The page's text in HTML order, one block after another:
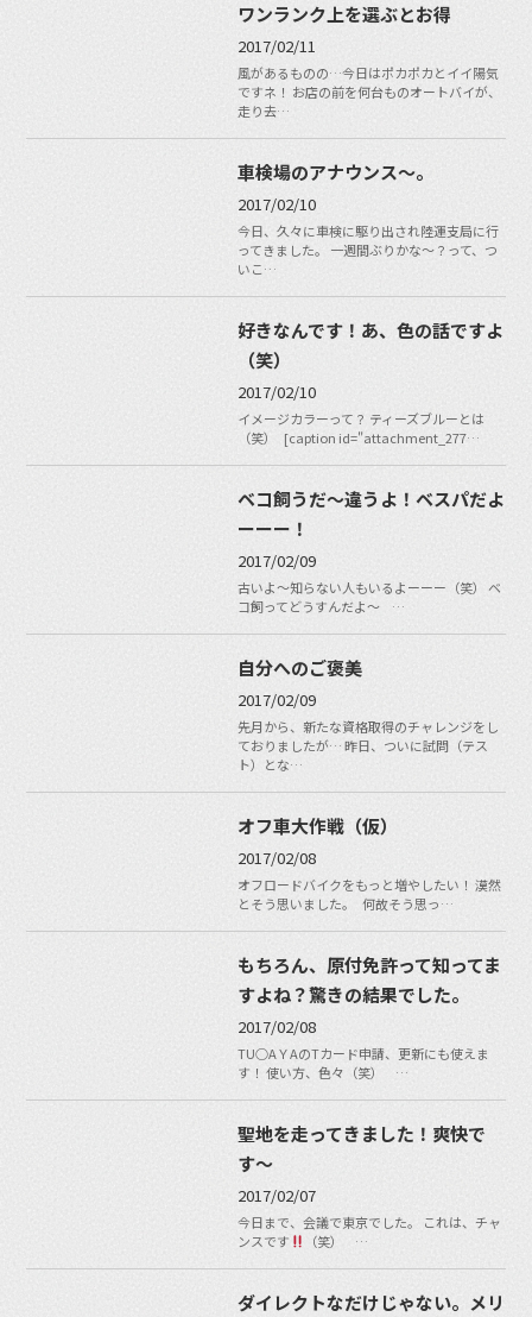
ワンランク上を選ぶとお得
2017/02/11
風があるものの…今日はポカポカとイイ陽気
ですネ！ お店の前を何台ものオートバイが、
走り去…
車検場のアナウンス～。
2017/02/10
今日、久々に車検に駆り出され陸運支局に行
ってきました。 一週間ぶりかな～？って、つ
いこ…
好きなんです！あ、色の話ですよ
（笑）
2017/02/10
イメージカラーって？ ティーズブルーとは
（笑） [caption id="attachment_277…
ベコ飼うだ〜違うよ！ベスパだよ
ーーー！
2017/02/09
古いよ〜知らない人もいるよーーー（笑） ベ
コ飼ってどうすんだよ〜 …
自分へのご褒美
2017/02/09
先月から、新たな資格取得のチャレンジをし
ておりましたが… 昨日、ついに試問（テス
ト）とな…
オフ車大作戦（仮）
2017/02/08
オフロードバイクをもっと増やしたい！ 漠然
とそう思いました。 何故そう思っ…
もちろん、原付免許って知ってま
すよね？驚きの結果でした。
2017/02/08
TU○AＹAのTカード申請、更新にも使えま
す！ 使い方、色々（笑） …
聖地を走ってきました！爽快で
す〜
2017/02/07
今日まで、会議で東京でした。 これは、チャ
ンスです
（笑） …
ダイレクトなだけじゃない。メリ